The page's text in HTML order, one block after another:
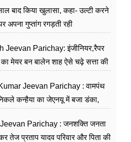
बाद किया खुलासा, कहा- उल्टी करने
अपना गुप्तांग रगड़ती रही
Jeevan Parichay: इंजीनियर,रैपर
मेयर बन बालेन शाह ऐसे चढ़े सत्ता की
Jeevan Parichay : वामपंथ
कन्हैया का जेएनयू में बजा डंका,
Parichay : जनशक्ति जनता
तेज प्रताप यादव परिवार और पिता की